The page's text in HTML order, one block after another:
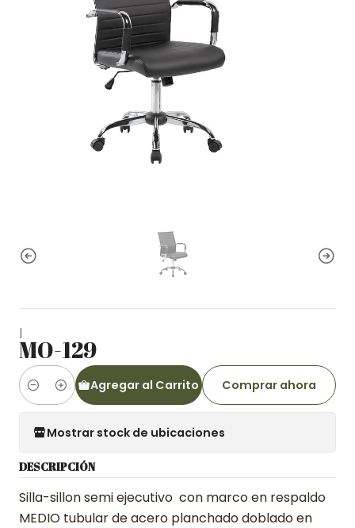
|
MO-129
Cantidad
Agregar al Carrito Comprar ahora
Mostrar stock de ubicaciones
DESCRIPCIÓN
Silla-sillon semi ejecutivo con marco en respaldo
MEDIO tubular de acero planchado doblado en